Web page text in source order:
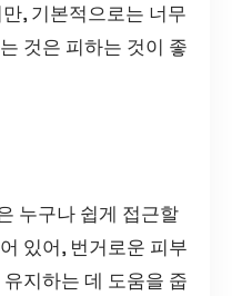
, 기본적으로는 너무
것은 피하는 것이 좋
누구나 쉽게 접근할
있어, 번거로운 피부
지하는 데 도움을 줍